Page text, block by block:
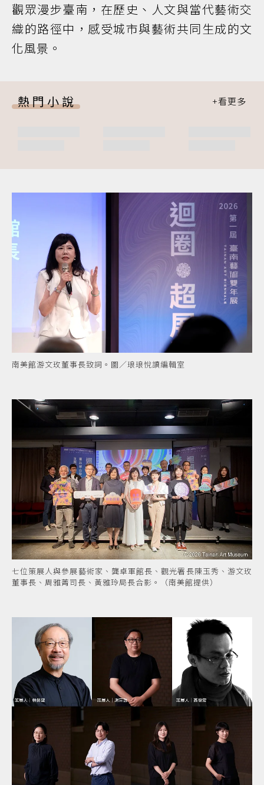
觀眾漫步臺南，在歷史、人文與當代藝術交
織的路徑中，感受城市與藝術共同生成的文
化風景。
熱門小說
南美館游文玫董事長致詞。圖／琅琅悅讀編輯室
七位策展人與參展藝術家、龔卓軍館長、觀光署長陳玉秀、游文玫
董事長、周雅菁司長、黃雅玲局長合影。（南美館提供）